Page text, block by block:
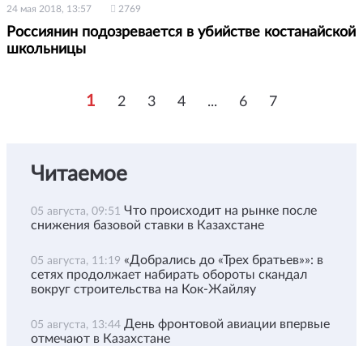
24 мая 2018, 13:57 2769
Россиянин подозревается в убийстве костанайской
школьницы
1 2 3 4 ... 6 7
Читаемое
05 августа, 09:51 Что происходит на рынке после
снижения базовой ставки в Казахстане
05 августа, 11:19 «Добрались до «Трех братьев»»: в
сетях продолжает набирать обороты скандал
вокруг строительства на Кок-Жайляу
05 августа, 13:44 День фронтовой авиации впервые
отмечают в Казахстане